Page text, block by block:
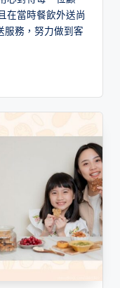
在當時餐飲外送尚
服務，努力做到客